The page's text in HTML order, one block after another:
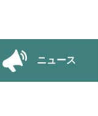
ニュース